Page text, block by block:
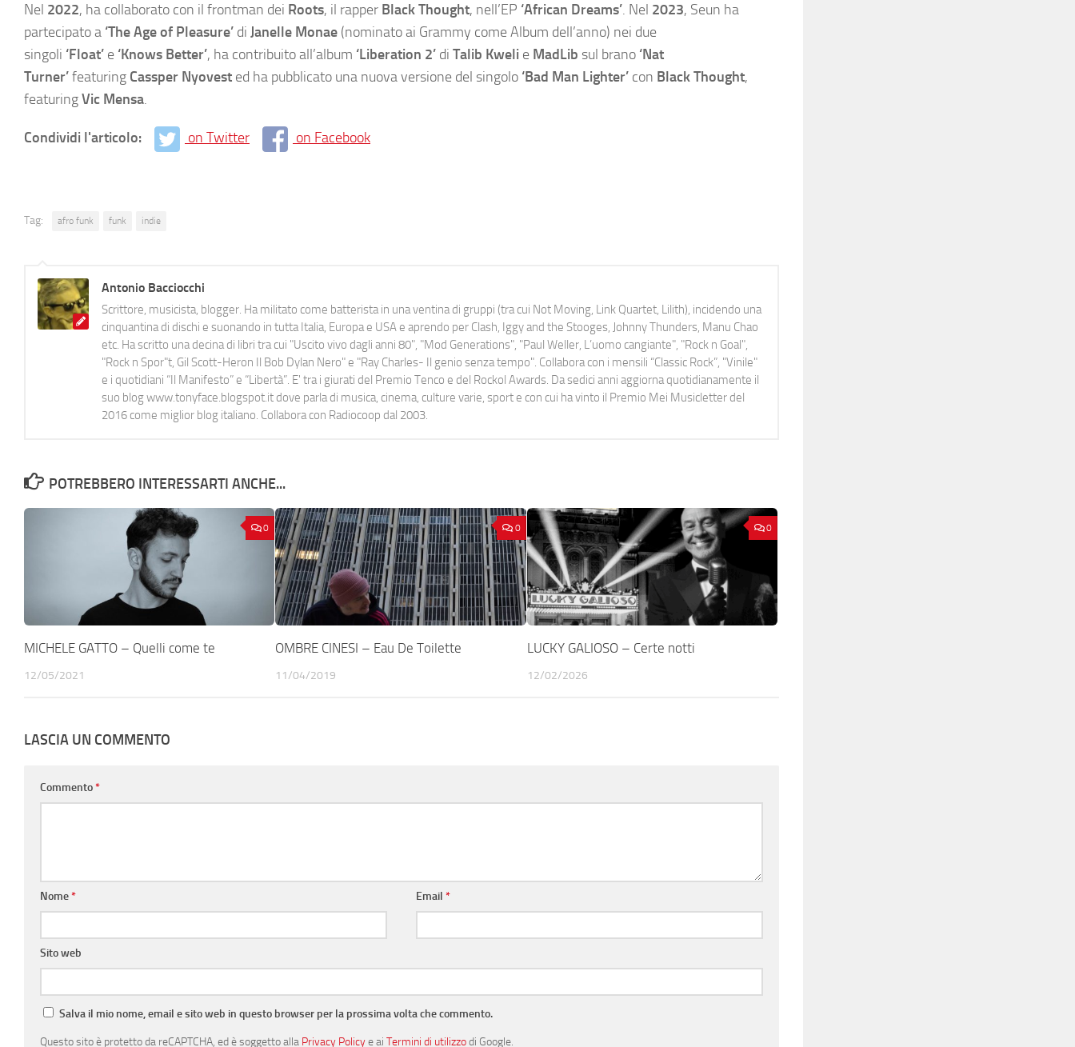
Nel 2022, ha collaborato con il frontman dei Roots, il rapper Black Thought, nell’EP ‘African Dreams’. Nel 2023, Seun ha
partecipato a ‘The Age of Pleasure’ di Janelle Monae (nominato ai Grammy come Album dell’anno) nei due
singoli ‘Float’ e ‘Knows Better’, ha contribuito all’album ‘Liberation 2’ di Talib Kweli e MadLib sul brano ‘Nat
Turner’featuring Cassper Nyovest ed ha pubblicato una nuova versione del singolo ‘Bad Man Lighter’ con Black Thought,
featuringVic Mensa.
Condividi l'articolo: on Twitter on Facebook
Tag: afro funk funk indie
Antonio Bacciocchi
Scrittore, musicista, blogger. Ha militato come batterista in una ventina di gruppi (tra cui Not Moving, Link Quartet, Lilith), incidendo una
cinquantina di dischi e suonando in tutta Italia, Europa e USA e aprendo per Clash, Iggy and the Stooges, Johnny Thunders, Manu Chao
etc. Ha scritto una decina di libri tra cui "Uscito vivo dagli anni 80", "Mod Generations", "Paul Weller, L’uomo cangiante", "Rock n Goal",
"Rock n Spor"t, Gil Scott-Heron Il Bob Dylan Nero" e "Ray Charles- Il genio senza tempo". Collabora con i mensili “Classic Rock”, "Vinile"
e i quotidiani “Il Manifesto” e “Libertà”. E' tra i giurati del Premio Tenco e del Rockol Awards. Da sedici anni aggiorna quotidianamente il
suo blog www.tonyface.blogspot.it dove parla di musica, cinema, culture varie, sport e con cui ha vinto il Premio Mei Musicletter del
2016 come miglior blog italiano. Collabora con Radiocoop dal 2003.
POTREBBERO INTERESSARTI ANCHE...
0
MICHELE GATTO – Quelli come te
12/05/2021
0
OMBRE CINESI – Eau De Toilette
11/04/2019
0
LUCKY GALIOSO – Certe notti
12/02/2026
LASCIA UN COMMENTO
Commento*
Nome* Email*
Sito web
Salva il mio nome, email e sito web in questo browser per la prossima volta che commento.
Questo sito è protetto da reCAPTCHA, ed è soggetto alla Privacy Policye ai Termini di utilizzodi Google.